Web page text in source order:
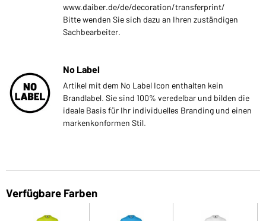
www.daiber.de/de/decoration/transferprint/
Bitte wenden Sie sich dazu an Ihren zuständigen
Sachbearbeiter.
No Label
Artikel mit dem No Label Icon enthalten kein
Brandlabel. Sie sind 100% veredelbar und bilden die
ideale Basis für Ihr individuelles Branding und einen
markenkonformen Stil.
Verfügbare Farben